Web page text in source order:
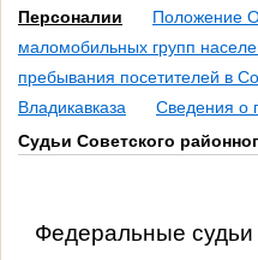
Персоналии
Положение
маломобильных групп
пребывания посетителей в
Владикавказа
Сведения о
Судьи Советского
Федеральные